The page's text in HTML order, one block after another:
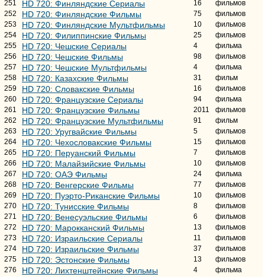
251
HD 720: Финляндские Сериалы 16
фильмов
252
HD 720: Финляндские Фильмы 75
фильмов
253
HD 720: Финляндские Мультфильмы 10
фильмов
254
HD 720: Филиппинские Фильмы 25
фильмов
255
HD 720: Чешские Сериалы 4
фильма
256
HD 720: Чешские Фильмы 98
фильмов
257
HD 720: Чешские Мультфильмы 4
фильма
258
HD 720: Казахские Фильмы 31
фильм
259
HD 720: Словакские Фильмы 16
фильмов
260
HD 720: Французские Сериалы 94
фильма
261
HD 720: Французские Фильмы 2011
фильмов
262
HD 720: Французские Мультфильмы 91
фильм
263
HD 720: Уругвайские Фильмы 5
фильмов
264
HD 720: Чехословакские Фильмы 15
фильмов
265
HD 720: Перуанский Фильмы 7
фильмов
266
HD 720: Малайзийские Фильмы 10
фильмов
267
HD 720: ОАЭ Фильмы 24
фильма
268
HD 720: Венгерские Фильмы 77
фильмов
269
HD 720: Пуэрто-Риканские Фильмы 10
фильмов
270
HD 720: Тунисские Фильмы 8
фильмов
271
HD 720: Венесуэльские Фильмы 6
фильмов
272
HD 720: Марокканский Фильмы 13
фильмов
273
HD 720: Израильские Сериалы 11
фильмов
274
HD 720: Израильские Фильмы 37
фильмов
275
HD 720: Эстонские Фильмы 13
фильмов
276
HD 720: Лихтенштейнские Фильмы 4
фильма